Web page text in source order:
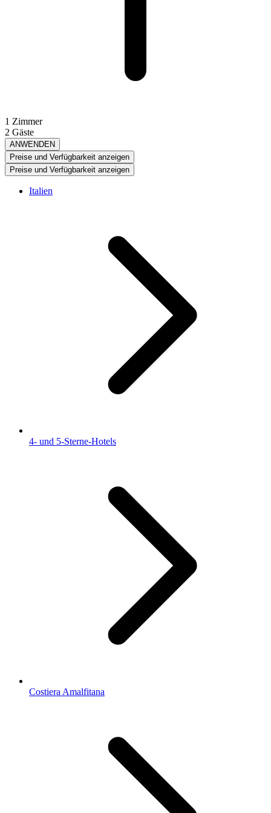
1 Zimmer
2 Gäste
ANWENDEN
Preise und Verfügbarkeit anzeigen
Preise und Verfügbarkeit anzeigen
Italien
4- und 5-Sterne-Hotels
Costiera Amalfitana